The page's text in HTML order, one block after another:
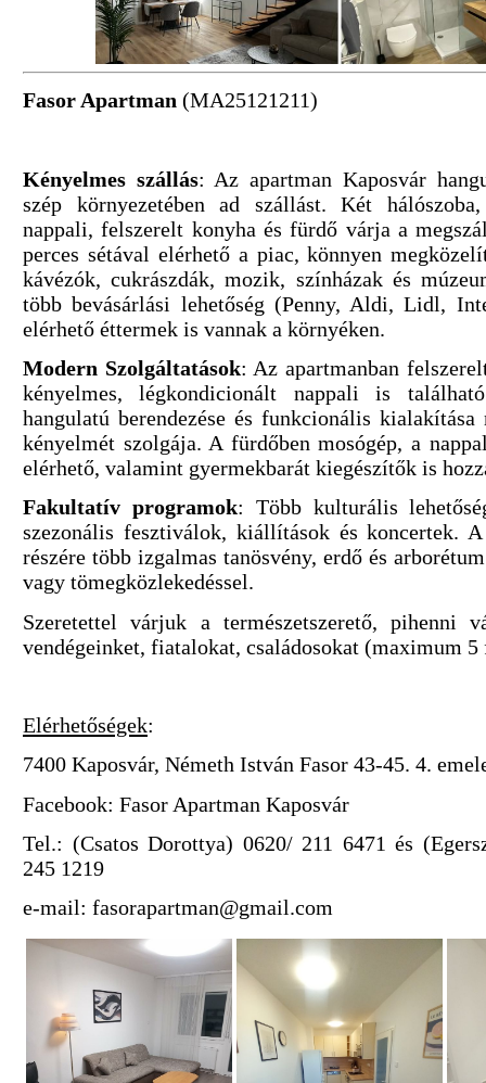
Fasor Apartman (MA25121211)
Kényelmes szállás: Az apartman Kaposvár
szép környezetében ad szállást. Két
nappali, felszerelt konyha és fürdő várja a
perces sétával elérhető a piac, könnyen
kávézók, cukrászdák, mozik, színházak és
több bevásárlási lehetőség (Penny, Aldi, Lidl,
elérhető éttermek is vannak a környéken.
Modern Szolgáltatások: Az apartmanban
kényelmes, légkondicionált nappali is
hangulatú berendezése és funkcionális
kényelmét szolgája. A fürdőben mosógép, a
elérhető, valamint gyermekbarát kiegészítők is
Fakultatív programok: Több kulturális
szezonális fesztiválok, kiállítások és koncertek.
részére több izgalmas tanösvény, erdő és
vagy tömegközlekedéssel.
Szeretettel várjuk a természetszerető, pihenni
vendégeinket, fiatalokat, családosokat (maximum
Elérhetőségek:
7400 Kaposvár, Németh István Fasor 43-45. 4.
Facebook: Fasor Apartman Kaposvár
Tel.: (Csatos Dorottya) 0620/ 211 6471 és
245 1219
e-mail: fasorapartman@gmail.com